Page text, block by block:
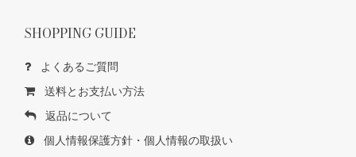
SHOPPING GUIDE
よくあるご質問
送料とお支払い方法
返品について
個人情報保護方針・個人情報の取扱い